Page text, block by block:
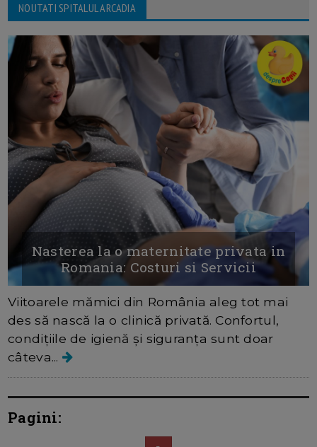
NOUTATI SPITALUL ARCADIA
Nasterea la o maternitate privata in
Romania: Costuri si Servicii
Viitoarele mămici din România aleg tot mai
des să nască la o clinică privată. Confortul,
condițiile de igienă și siguranța sunt doar
câteva...
Pagini: